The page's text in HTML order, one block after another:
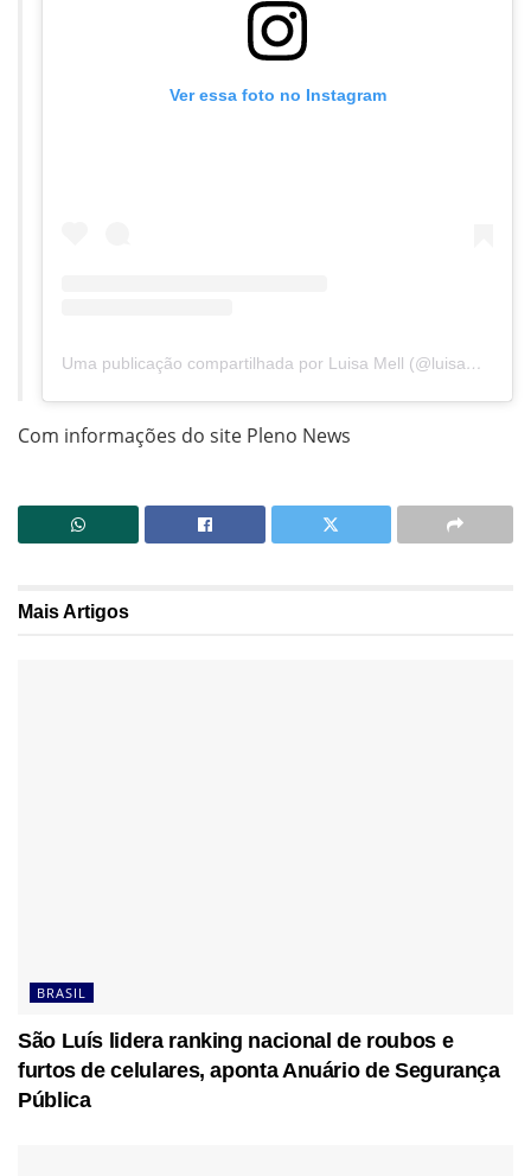
Ver essa foto no Instagram
Uma publicação compartilhada por Luisa Mell (@luisamell)
Com informações do site Pleno News
MaisArtigos
BRASIL
São Luís lidera ranking nacional de roubos e
furtos de celulares, aponta Anuário de Segurança
Pública